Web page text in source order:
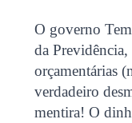
O governo
da
orçamentárias
verdadeiro
mentira! O